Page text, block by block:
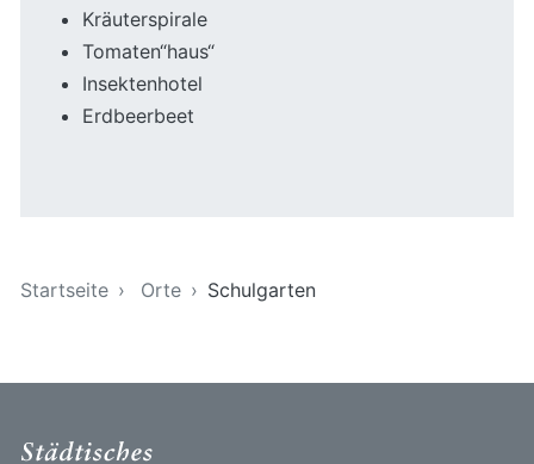
Kräuterspirale
Tomaten“haus“
Insektenhotel
Erdbeerbeet
Startseite
Orte Schulgarten